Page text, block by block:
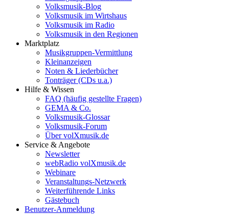
Volksmusik-Blog
Volksmusik im Wirtshaus
Volksmusik im Radio
Volksmusik in den Regionen
Marktplatz
Musikgruppen-Vermittlung
Kleinanzeigen
Noten & Liederbücher
Tonträger (CDs u.a.)
Hilfe & Wissen
FAQ (häufig gestellte Fragen)
GEMA & Co.
Volksmusik-Glossar
Volksmusik-Forum
Über volXmusik.de
Service & Angebote
Newsletter
webRadio volXmusik.de
Webinare
Veranstaltungs-Netzwerk
Weiterführende Links
Gästebuch
Benutzer-Anmeldung